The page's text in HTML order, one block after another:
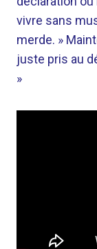
vivre sans
merde. »
juste pris au
»